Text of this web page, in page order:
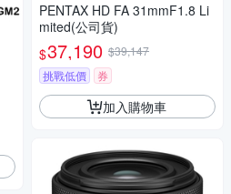
PENTAX HD FA 31mmF1.8 Li
mited(公司貨)
$37,190 $39,147
挑戰低價
券
加入購物車